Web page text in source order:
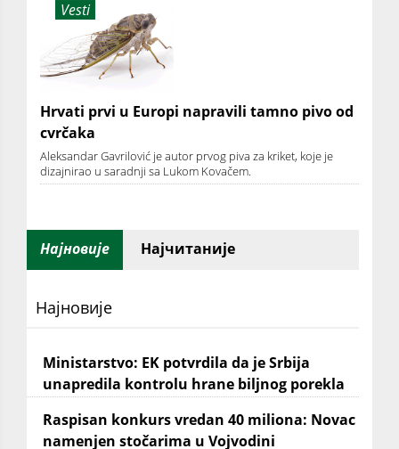
Vesti
Hrvati prvi u Europi napravili tamno pivo od
cvrčaka
Aleksandar Gavrilović je autor prvog piva za kriket, koje je
dizajnirao u saradnji sa Lukom Kovačem.
Најновије Најчитаније
Најновије
Ministarstvo: EK potvrdila da je Srbija
unapredila kontrolu hrane biljnog porekla
Raspisan konkurs vredan 40 miliona: Novac
namenjen stočarima u Vojvodini